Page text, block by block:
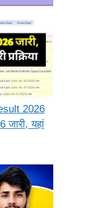
2026
जारी, यहां